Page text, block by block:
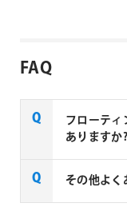
FAQ
フローティ
ありますか?
一部製品でフ
その他よく